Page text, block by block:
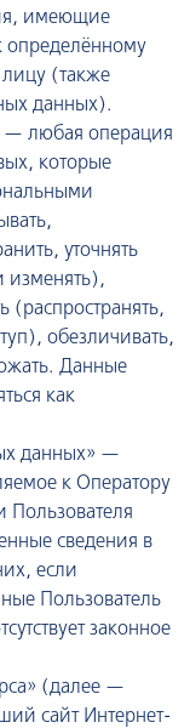
имеющие
определённому
(также
данных).
— любая операция
которые
уточнять
изменять),
(распространять,
обезличивать,
Данные
как
данных» —
к Оператору
сведения в
если
Пользователь
законное
(далее —
сайт Интернет-